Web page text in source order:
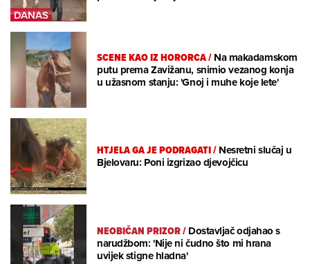
SCENE KAO IZ HORORCA/Na makadamskom
putu prema Zavižanu, snimio vezanog konja
u užasnom stanju: 'Gnoj i muhe koje lete'
HTJELA GA JE PODRAGATI/Nesretni slučaj u
Bjelovaru: Poni izgrizao djevojčicu
NEOBIČAN PRIZOR/Dostavljač odjahao s
narudžbom: 'Nije ni čudno što mi hrana
uvijek stigne hladna'